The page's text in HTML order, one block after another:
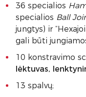
36 specialios
specialios Ball
jungtys) ir
gali būti
10 konstravimo
lėktuvas,
13 spalvų;